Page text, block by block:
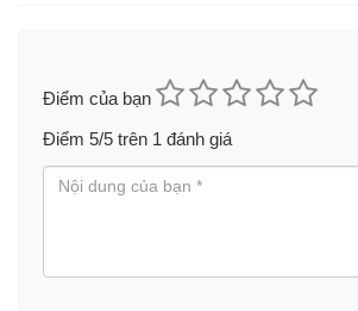
Điểm của bạn
Điểm 5/5 trên 1 đánh giá